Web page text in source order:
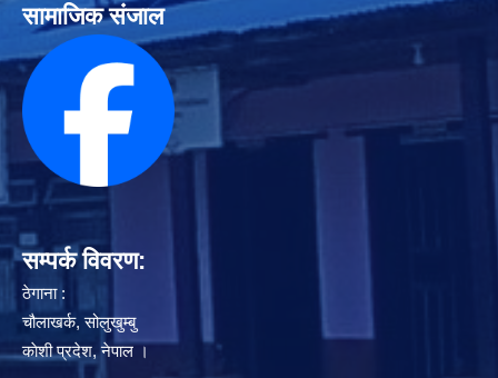
सामाजिक संजाल
सम्पर्क विवरण:
ठेगाना :
चौलाखर्क, सोलुखुम्बु
काेशी प्रदेश, नेपाल ।